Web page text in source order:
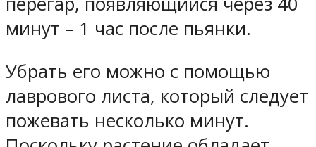
минут – 1 час после пьянки.
Убрать его можно с помощью
лаврового листа, который следует
пожевать несколько минут.